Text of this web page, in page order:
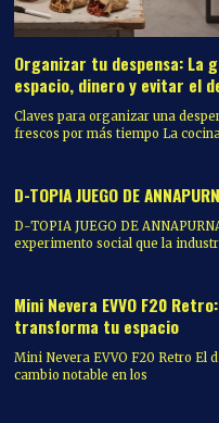
Organizar tu despensa:
espacio, dinero y evitar el
Claves para organizar una
frescos por más tiempo La
D-TOPIA JUEGO DE
D-TOPIA JUEGO DE
experimento social que la
Mini Nevera EVVO F20
transforma tu espacio
Mini Nevera EVVO F20 Retro El
cambio notable en los